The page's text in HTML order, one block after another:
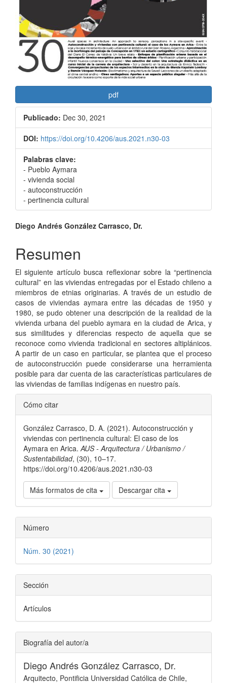
pdf
Publicado: Dec 30, 2021
DOI: https://doi.org/10.4206/aus.2021.n30-03
Palabras clave:
- Pueblo Aymara
- vivienda social
- autoconstrucción
- pertinencia cultural
Contenido
principal
del
artículo
Diego Andrés González Carrasco, Dr.
Resumen
El siguiente artículo busca reflexionar sobre la “pertinencia
cultural” en las viviendas entregadas por el Estado chileno a
miembros de etnias originarias. A través de un estudio de
casos de viviendas aymara entre las décadas de 1950 y
1980, se pudo obtener una descripción de la realidad de la
vivienda urbana del pueblo aymara en la ciudad de Arica, y
sus similitudes y diferencias respecto de aquella que se
reconoce como vivienda tradicional en sectores altiplánicos.
A partir de un caso en particular, se plantea que el proceso
de autoconstrucción puede considerarse una herramienta
posible para dar cuenta de las características particulares de
las viviendas de familias indígenas en nuestro país.
Detalles
del
artículo
Cómo citar
González Carrasco, D. A. (2021). Autoconstrucción y
viviendas con pertinencia cultural: El caso de los
Aymara en Arica.AUS - Arquitectura / Urbanismo /
Sustentabilidad, (30), 10–17.
https://doi.org/10.4206/aus.2021.n30-03
Más formatos de cita Descargar cita
Número
Núm. 30 (2021)
Sección
Artículos
Biografía del autor/a
Diego Andrés González Carrasco, Dr.
Arquitecto, Pontificia Universidad Católica de Chile,